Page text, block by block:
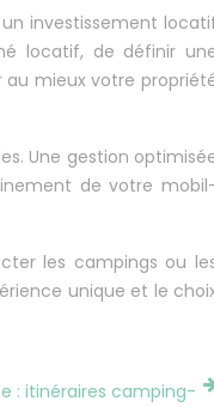
investissement
locatif, de définir
mieux votre
Une gestion
de votre
les campings ou
unique et le
: itinéraires camping-